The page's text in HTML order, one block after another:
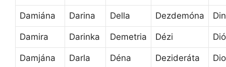
Damiána Darina Della Dezdemóna
Damira Darinka Demetria Dézi Dió
Damjána Darla Déna Dezideráta